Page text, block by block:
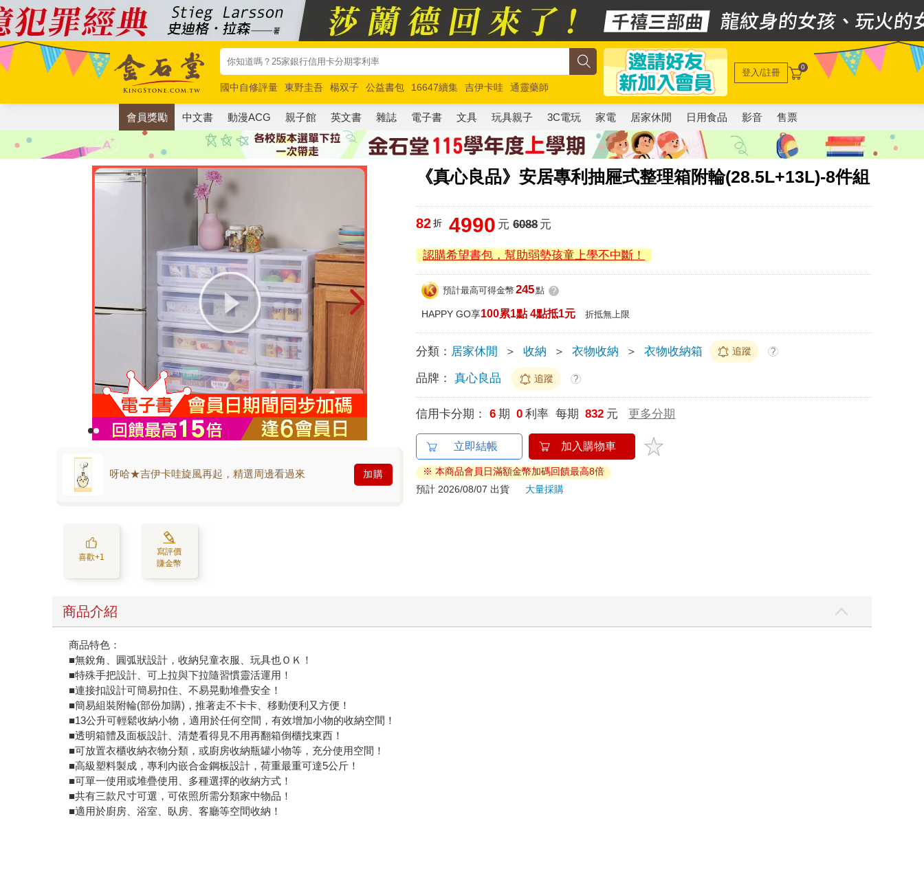
國中自修評量 東野圭吾 楊双子 公益書包 16647續集 吉伊卡哇
通靈藥師
唯紅花綻放
奧德賽 路邊攤新作 馬斯克 玩具總動員5 超慢跑
登入/註冊 0
會員獎勵 中文書 動漫ACG 親子館 英文書 雜誌 電子書 文具 玩具親子 3C電玩 家電 居家休閒 日用食品 影音 售票
《真心良品》安居專利抽屜式整理箱附輪(28.5L+13L)-8件組
呀哈★吉伊卡哇旋風再起，精選周邊看過來 加購
喜歡+1
寫評價
賺金幣
82 折 4990 元 6088元
認購希望書包，幫助弱勢孩童上學不中斷！
預計最高可得金幣 245點 ?
HAPPY GO享100累1點 4點抵1元 折抵無上限
分類： 居家休閒 ＞ 收納 ＞ 衣物收納 ＞ 衣物收納箱 追蹤 ?
品牌： 真心良品 追蹤 ?
信用卡分期： 6 期 0 利率 每期 832 元 更多分期
立即結帳 加入購物車
※ 本商品會員日滿額金幣加碼回饋最高8倍
預計 2026/08/07 出貨
大量採購
商品介紹
商品特色：
■無銳角、圓弧狀設計，收納兒童衣服、玩具也ＯＫ！
■特殊手把設計、可上拉與下拉隨習慣靈活運用！
■連接扣設計可簡易扣住、不易晃動堆疊安全！
■簡易組裝附輪(部份加購)，推著走不卡卡、移動便利又方便！
■13公升可輕鬆收納小物，適用於任何空間，有效增加小物的收納空間！
■透明箱體及面板設計、清楚看得見不用再翻箱倒櫃找東西！
■可放置衣櫃收納衣物分類，或廚房收納瓶罐小物等，充分使用空間！
■高級塑料製成，專利內嵌合金鋼板設計，荷重最重可達5公斤！
■可單一使用或堆疊使用、多種選擇的收納方式！
■共有三款尺寸可選，可依照所需分類家中物品！
■適用於廚房、浴室、臥房、客廳等空間收納！